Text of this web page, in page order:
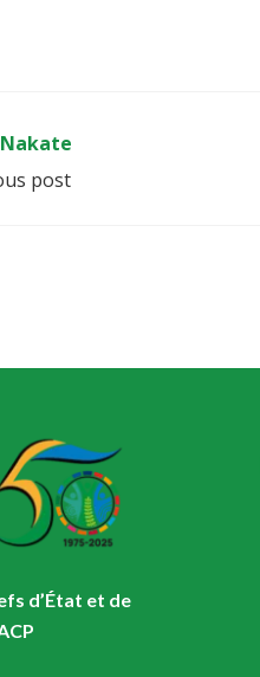
post
d’État et de